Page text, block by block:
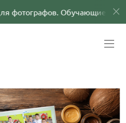
фотографов. Обучающие